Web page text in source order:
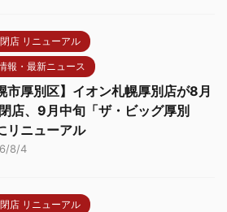
店 リニューアル
報・最新ニュース
市厚別区】イオン札幌厚別店が8月
店、9月中旬「ザ・ビッグ厚別
リニューアル
8/4
店 リニューアル